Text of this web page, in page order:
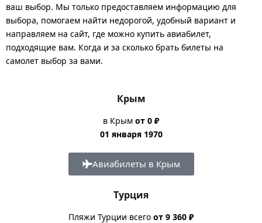
ваш выбор. Мы только предоставляем информацию для
выбора, помогаем найти недорогой, удобный вариант и
направляем на сайт, где можно купить авиабилет,
подходящие вам. Когда и за сколько брать билеты на
самолет выбор за вами.
Крым
в Крым от 0 ₽
01 января 1970
Авиабилеты в Крым
Турция
Пляжи Турции всего от 9 360 ₽